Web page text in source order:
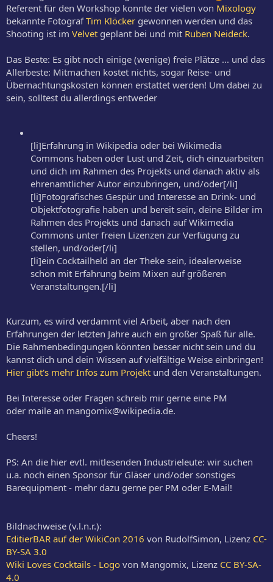
Referent für den Workshop konnte der vielen von Mixology
bekannte FotografTim Klöcker gewonnen werden und das
Shooting ist im Velvet geplant bei und mit Ruben Neideck.
Das Beste: Es gibt noch einige (wenige) freie Plätze ... und das
Allerbeste: Mitmachen kostet nichts, sogar Reise- und
Übernachtungskosten können erstattet werden! Um dabei zu
sein, solltest du allerdings entweder
[li]Erfahrung in Wikipedia oder bei Wikimedia
Commons haben oder Lust und Zeit, dich einzuarbeiten
und dich im Rahmen des Projekts und danach aktiv als
ehrenamtlicher Autor einzubringen, und/oder[/li]
[li]Fotografisches Gespür und Interesse an Drink- und
Objektfotografie haben und bereit sein, deine Bilder im
Rahmen des Projekts und danach auf Wikimedia
Commons unter freien Lizenzen zur Verfügung zu
stellen, und/oder[/li]
[li]ein Cocktailheld an der Theke sein, idealerweise
schon mit Erfahrung beim Mixen auf größeren
Veranstaltungen.[/li]
Kurzum, es wird verdammt viel Arbeit, aber nach den
Erfahrungen der letzten Jahre auch ein großer Spaß für alle.
Die Rahmenbedingungen könnten besser nicht sein und du
kannst dich und dein Wissen auf vielfältige Weise einbringen!
Hier gibt's mehr Infos zum Projekt und den Veranstaltungen.
Bei Interesse oder Fragen schreib mir gerne eine PM
oder maile an mangomix@wikipedia.de.
Cheers!
PS: An die hier evtl. mitlesenden Industrieleute: wir suchen
u.a. noch einen Sponsor für Gläser und/oder sonstiges
Barequipment - mehr dazu gerne per PM oder E-Mail!
Bildnachweise (v.l.n.r.):
EditierBAR auf der WikiCon 2016 von RudolfSimon, Lizenz CC-
BY-SA 3.0
Wiki Loves Cocktails - Logo von Mangomix, Lizenz CC BY-SA-
4.0